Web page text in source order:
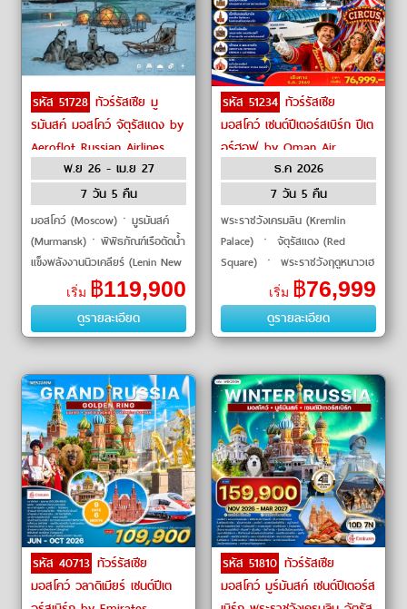
รหัส 51728 ทัวร์รัสเซีย มู
รมันสค์ มอสโคว์ จัตุรัสแดง by
Aeroflot Russian Airlines
พ.ย 26 - เม.ย 27
7 วัน 5 คืน
มอสโคว์ (Moscow)ㆍมูรมันสค์
(Murmansk)ㆍพิพิธภัณฑ์เรือตัดน้ำ
แข็งพลังงานนิวเคลียร์ (Lenin New
Clear Ice Breaker)ㆍฮัสกี้ฟาร์ม
(Husky Farm)ㆍลานกิจก
เริ่ม ฿119,900
ดูรายละเอียด
รหัส 51234 ทัวร์รัสเซีย
มอสโคว์ เซนต์ปีเตอร์สเบิร์ก ปีเต
อร์ฮอฟ by Oman Air
ธ.ค 2026
7 วัน 5 คืน
พระราชวังเครมลิน (Kremlin
Palace) ㆍ จัตุรัสแดง (Red
Square) ㆍ พระราชวังฤดูหนาวเฮ
อร์มิเทจ (Hermitage Museum)
ㆍ พระราชวังปีเตอร์ฮอฟ
(Peterhof Palace) ㆍ
เริ่ม ฿76,999
ดูรายละเอียด
รหัส 40713 ทัวร์รัสเซีย
มอสโคว์ วลาดิเมียร์ เซนต์ปีเต
รหัส 51810 ทัวร์รัสเซีย
มอสโคว์ มูร์มันสค์ เซนต์ปีเตอร์ส